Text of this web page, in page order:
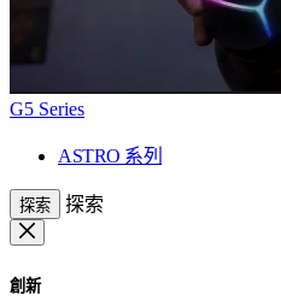
G5 Series
ASTRO 系列
探索 探索
創新